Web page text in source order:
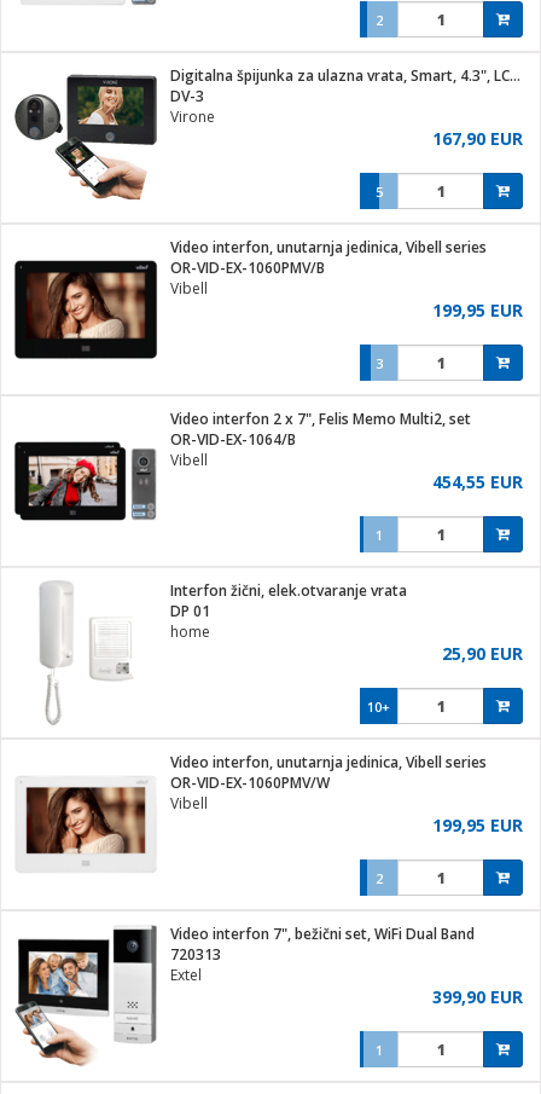
Vitrine
/ Zdravlje
za kosu
2
Digitalna špijunka za ulazna vrata, Smart, 4.3", LCD, WiFi
DV-3
Virone
167,90 EUR
5
Video interfon, unutarnja jedinica, Vibell series
OR-VID-EX-1060PMV/B
Vibell
199,95 EUR
3
Video interfon 2 x 7", Felis Memo Multi2, set
OR-VID-EX-1064/B
Vibell
454,55 EUR
1
Interfon žični, elek.otvaranje vrata
DP 01
home
25,90 EUR
10+
Video interfon, unutarnja jedinica, Vibell series
OR-VID-EX-1060PMV/W
Vibell
199,95 EUR
2
Video interfon 7", bežični set, WiFi Dual Band
720313
Extel
399,90 EUR
1